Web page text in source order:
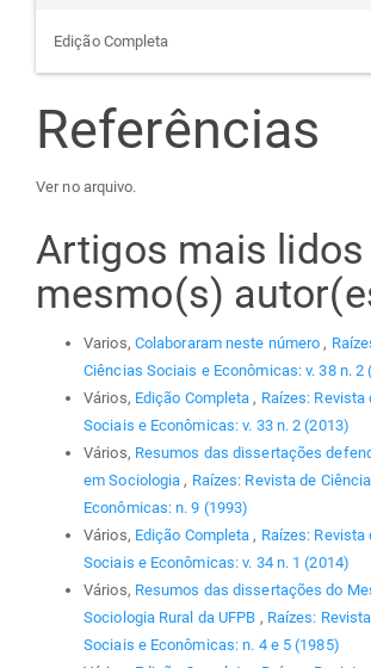
Edição Completa
Referências
Ver no arquivo.
Artigos mais lidos
mesmo(s)
Varios, Colaboraram neste número,
Ciências Sociais e Econômicas: v. 38 n. 2
Vários, Edição Completa, Raízes: Revista
Sociais e Econômicas: v. 33 n. 2 (2013)
Vários, Resumos das dissertações
em Sociologia, Raízes: Revista de
Econômicas: n. 9 (1993)
Vários, Edição Completa, Raízes: Revista
Sociais e Econômicas: v. 34 n. 1 (2014)
Vários, Resumos das dissertações do
Sociologia Rural da UFPB , Raízes:
Sociais e Econômicas: n. 4 e 5 (1985)